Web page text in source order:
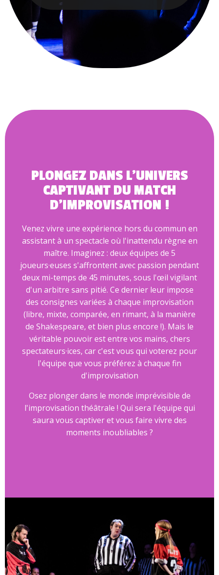
PLONGEZ DANS L'UNIVERS
CAPTIVANT DU MATCH
D'IMPROVISATION !
Venez vivre une expérience hors du commun en
assistant à un spectacle où l'inattendu règne en
maître. Imaginez : deux équipes de 5
joueurs·euses s'affrontent avec passion pendant
deux mi-temps de 45 minutes, sous l'œil vigilant
d'un arbitre sans pitié. Ce dernier leur impose
des consignes variées à chaque improvisation
(libre, mixte, comparée, en rimant, à la manière
de Shakespeare, et bien plus encore !). Mais le
véritable pouvoir est entre vos mains, chers
spectateurs·ices, car c'est vous qui voterez pour
l'équipe que vous préférez à chaque fin
d'improvisation
Osez plonger dans le monde imprévisible de
l'improvisation théâtrale ! Qui sera l'équipe qui
saura vous captiver et vous faire vivre des
moments inoubliables ?